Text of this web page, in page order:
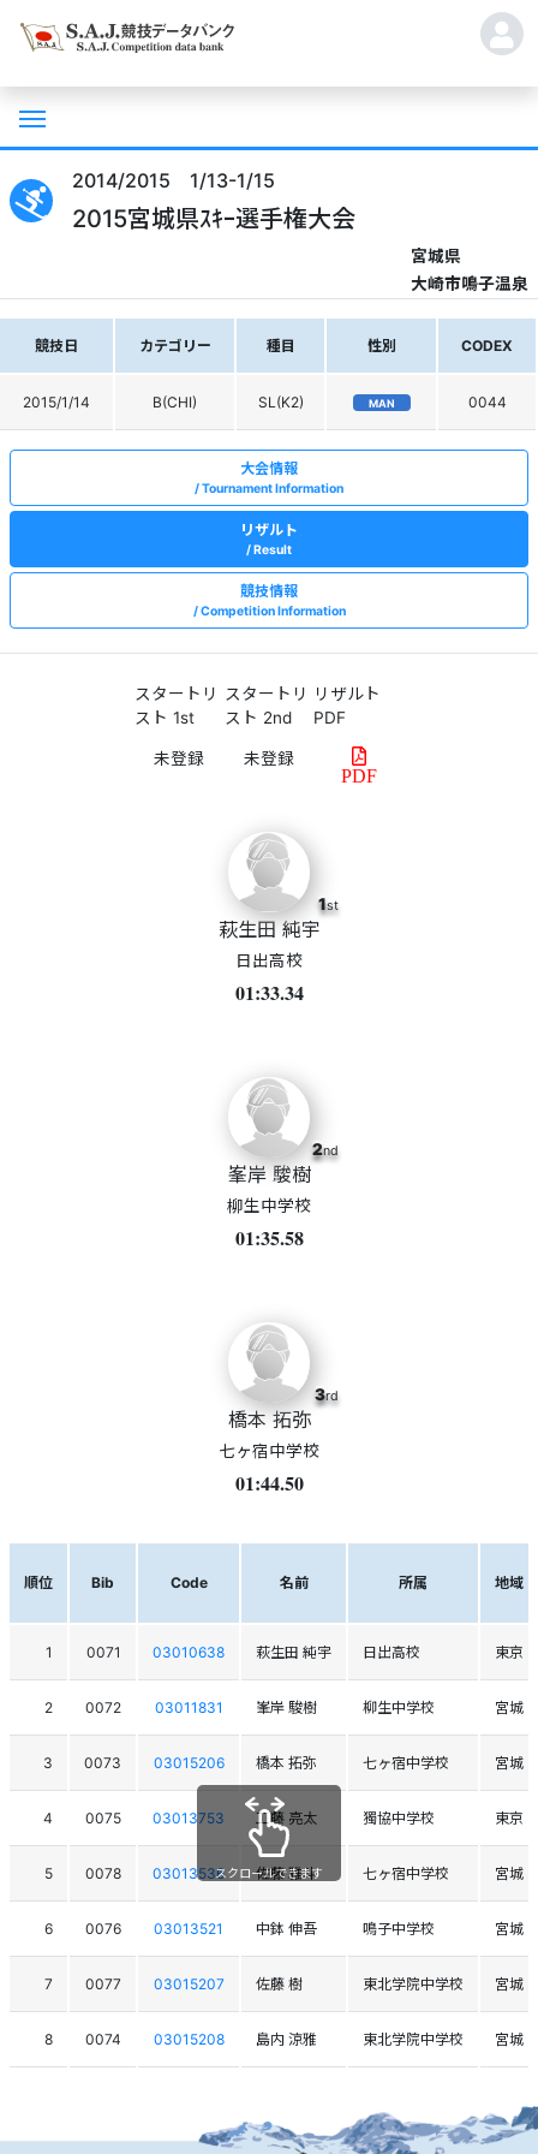
2014/2015 1/13-1/15
2015宮城県ｽｷｰ選手権大会
宮城県
大崎市鳴子温泉
競技日 カテゴリー 種目 性別 CODEX
2015/1/14 B(CHI) SL(K2) MAN 0044
大会情報
Tournament Information
リザルト
Result
競技情報
Competition Information
スタートリ
スト 1st
スタートリ
スト 2nd
リザルト
PDF
PDF
1st
萩生田 純宇
日出高校
01:33.34
2nd
峯岸 駿樹
柳生中学校
01:35.58
3rd
橋本 拓弥
七ヶ宿中学校
01:44.50
順位 Bib Code 名前 所属 地域
1 0071 03010638 萩生田 純宇 日出高校 東京
2 0072 03011831 峯岸 駿樹 柳生中学校 宮城
3 0073 03015206 橋本 拓弥 七ヶ宿中学校 宮城
4 0075 03013753 工藤 亮太 獨協中学校 東京
5 0078 03013536 佐藤 雅斗 七ヶ宿中学校 宮城
6 0076 03013521 中鉢 伸吾 鳴子中学校 宮城
7 0077 03015207 佐藤 樹 東北学院中学校 宮城
8 0074 03015208 島内 涼雅 東北学院中学校 宮城
スクロールできます